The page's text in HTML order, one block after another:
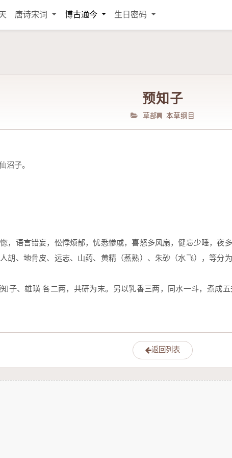
唐诗宋词 博古通今 生日密码
预知子
草部 本草纲目
沼子。
，语言错妄，忪悸烦郁，忧悉惨戚，喜怒多风扇，健忘少睡，夜
胡、地骨皮、远志、山药、黄精（蒸熟）、朱砂（水飞），等分
子、雄璜 各二两，共研为末。另以乳香三两，同水一斗，煮成
返回列表